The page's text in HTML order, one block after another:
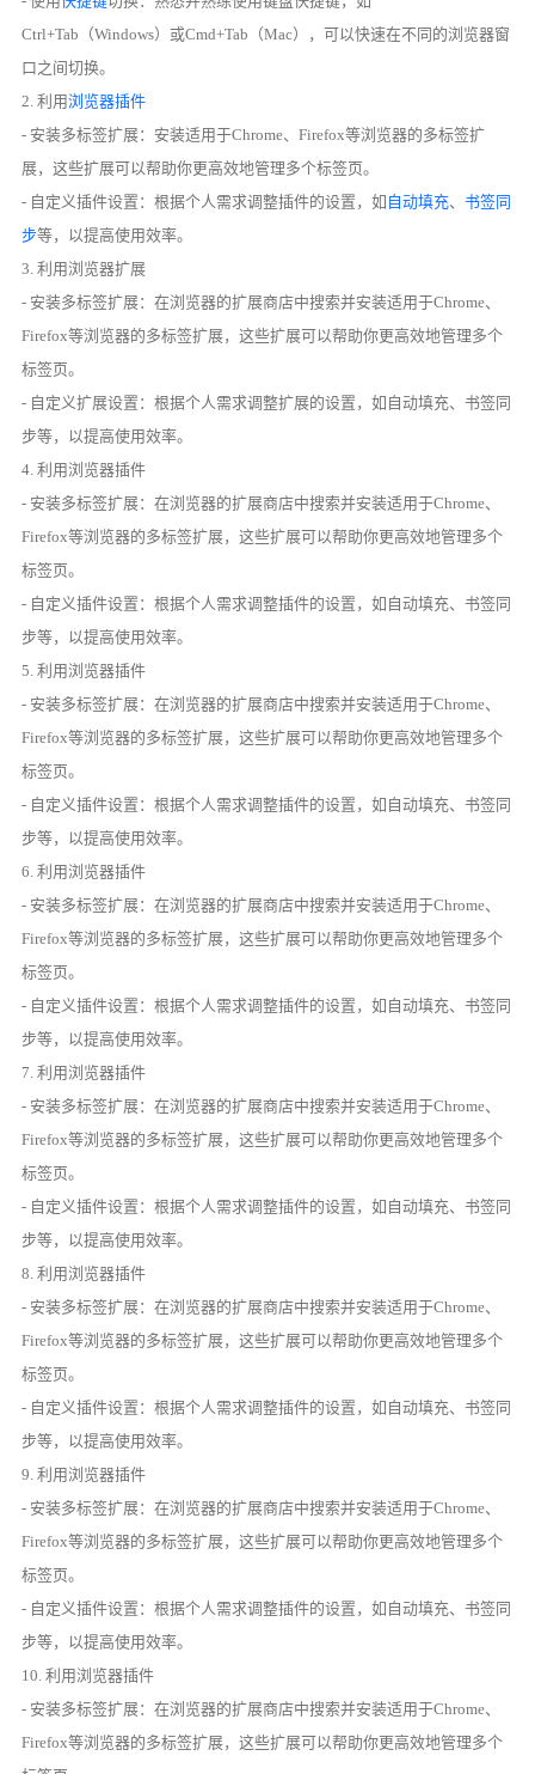
Ctrl+Tab（Windows）或Cmd+Tab（Mac），可以快速在不同的浏览器窗
口之间切换。
2. 利用浏览器插件
- 安装多标签扩展：安装适用于Chrome、Firefox等浏览器的多标签扩
展，这些扩展可以帮助你更高效地管理多个标签页。
- 自定义插件设置：根据个人需求调整插件的设置，如 自动填充、书签同
步等，以提高使用效率。
3. 利用浏览器扩展
- 安装多标签扩展：在浏览器的扩展商店中搜索并安装适用于Chrome、
Firefox等浏览器的多标签扩展，这些扩展可以帮助你更高效地管理多个
标签页。
- 自定义扩展设置：根据个人需求调整扩展的设置，如自动填充、书签同
步等，以提高使用效率。
4. 利用浏览器插件
- 安装多标签扩展：在浏览器的扩展商店中搜索并安装适用于Chrome、
Firefox等浏览器的多标签扩展，这些扩展可以帮助你更高效地管理多个
标签页。
- 自定义插件设置：根据个人需求调整插件的设置，如自动填充、书签同
步等，以提高使用效率。
5. 利用浏览器插件
- 安装多标签扩展：在浏览器的扩展商店中搜索并安装适用于Chrome、
Firefox等浏览器的多标签扩展，这些扩展可以帮助你更高效地管理多个
标签页。
- 自定义插件设置：根据个人需求调整插件的设置，如自动填充、书签同
步等，以提高使用效率。
6. 利用浏览器插件
- 安装多标签扩展：在浏览器的扩展商店中搜索并安装适用于Chrome、
Firefox等浏览器的多标签扩展，这些扩展可以帮助你更高效地管理多个
标签页。
- 自定义插件设置：根据个人需求调整插件的设置，如自动填充、书签同
步等，以提高使用效率。
7. 利用浏览器插件
- 安装多标签扩展：在浏览器的扩展商店中搜索并安装适用于Chrome、
Firefox等浏览器的多标签扩展，这些扩展可以帮助你更高效地管理多个
标签页。
- 自定义插件设置：根据个人需求调整插件的设置，如自动填充、书签同
步等，以提高使用效率。
8. 利用浏览器插件
- 安装多标签扩展：在浏览器的扩展商店中搜索并安装适用于Chrome、
Firefox等浏览器的多标签扩展，这些扩展可以帮助你更高效地管理多个
标签页。
- 自定义插件设置：根据个人需求调整插件的设置，如自动填充、书签同
步等，以提高使用效率。
9. 利用浏览器插件
- 安装多标签扩展：在浏览器的扩展商店中搜索并安装适用于Chrome、
Firefox等浏览器的多标签扩展，这些扩展可以帮助你更高效地管理多个
标签页。
- 自定义插件设置：根据个人需求调整插件的设置，如自动填充、书签同
步等，以提高使用效率。
10. 利用浏览器插件
- 安装多标签扩展：在浏览器的扩展商店中搜索并安装适用于Chrome、
Firefox等浏览器的多标签扩展，这些扩展可以帮助你更高效地管理多个